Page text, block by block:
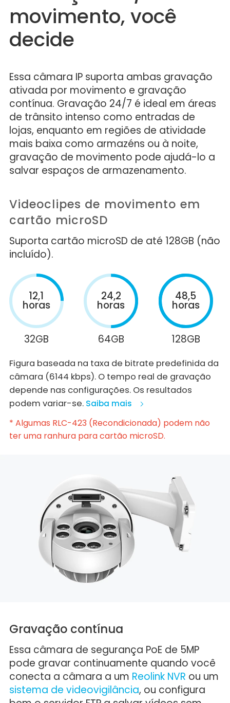
movimento, você
decide
Essa câmara IP suporta ambas gravação
ativada por movimento e gravação
contínua. Gravação 24/7 é ideal em áreas
de trânsito intenso como entradas de
lojas, enquanto em regiões de atividade
mais baixa como armazéns ou à noite,
gravação de movimento pode ajudá-lo a
salvar espaços de armazenamento.
Videoclipes de movimento em
cartão microSD
Suporta cartão microSD de até 128GB (não
incluído).
12,1
horas
32GB
24,2
horas
64GB
48,5
horas
128GB
Figura baseada na taxa de bitrate predefinida da
câmara (6144 kbps). O tempo real de gravação
depende nas configurações. Os resultados
podem variar-se. Saiba mais
* Algumas RLC-423 (Recondicionada) podem não
ter uma ranhura para cartão microSD.
Gravação contínua
Essa câmara de segurança PoE de 5MP
pode gravar continuamente quando você
conecta a câmara a um Reolink NVR ou um
sistema de videovigilância, ou configura